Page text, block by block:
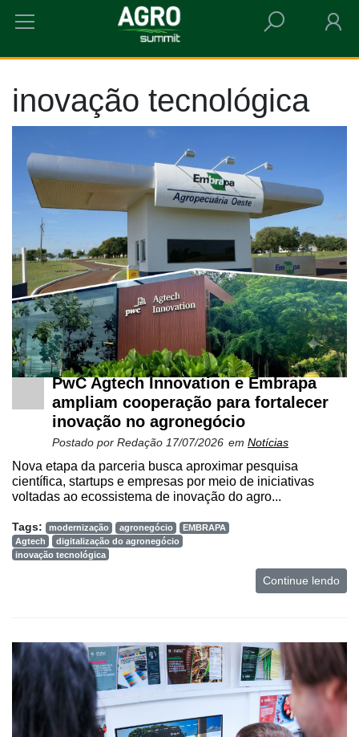
HOME INOVAÇÃO TECNOLÓGICA
inovação tecnológica
PwC Agtech Innovation e Embrapa
ampliam cooperação para fortalecer
inovação no agronegócio
Postado por Redação 17/07/2026 em Notícias
Nova etapa da parceria busca aproximar pesquisa
científica, startups e empresas por meio de iniciativas
voltadas ao ecossistema de inovação do agro...
Tags: modernização agronegócio
EMBRAPA
Agtech
digitalização do agronegócio
inovação tecnológica
Continue lendo